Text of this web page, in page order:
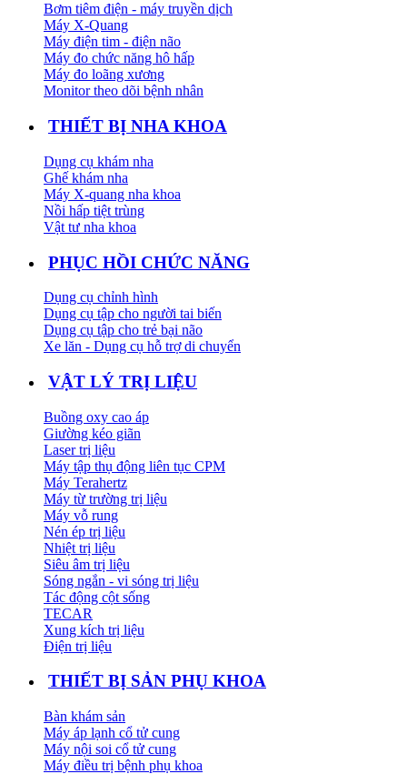
Bơm tiêm điện - máy truyền dịch
Máy X-Quang
Máy điện tim - điện não
Máy đo chức năng hô hấp
Máy đo loãng xương
Monitor theo dõi bệnh nhân
THIẾT BỊ NHA KHOA
Dụng cụ khám nha
Ghế khám nha
Máy X-quang nha khoa
Nồi hấp tiệt trùng
Vật tư nha khoa
PHỤC HỒI CHỨC NĂNG
Dụng cụ chỉnh hình
Dụng cụ tập cho người tai biến
Dụng cụ tập cho trẻ bại não
Xe lăn - Dụng cụ hỗ trợ di chuyển
VẬT LÝ TRỊ LIỆU
Buồng oxy cao áp
Giường kéo giãn
Laser trị liệu
Máy tập thụ động liên tục CPM
Máy Terahertz
Máy từ trường trị liệu
Máy vỗ rung
Nén ép trị liệu
Nhiệt trị liệu
Siêu âm trị liệu
Sóng ngắn - vi sóng trị liệu
Tác động cột sống
TECAR
Xung kích trị liệu
Điện trị liệu
THIẾT BỊ SẢN PHỤ KHOA
Bàn khám sản
Máy áp lạnh cổ tử cung
Máy nội soi cổ tử cung
Máy điều trị bệnh phụ khoa